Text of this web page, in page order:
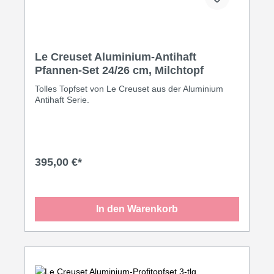
Le Creuset Aluminium-Antihaft
Pfannen-Set 24/26 cm, Milchtopf
Tolles Topfset von Le Creuset aus der Aluminium
Antihaft Serie.
395,00 €*
In den Warenkorb